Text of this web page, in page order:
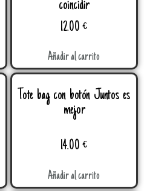
coincidir
12.00€
Añadir al carrito
Tote bag con botón Juntos es
mejor
14.00€
Añadir al carrito